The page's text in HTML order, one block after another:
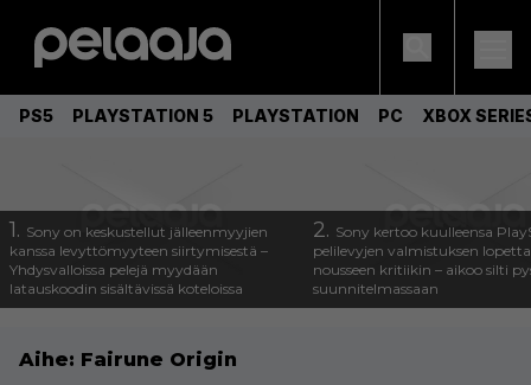
PS5 PLAYSTATION 5 PLAYSTATION PC XBOX
1. Sony on keskustellut jälleenmyyjien
kanssa levyttömyyteen siirtymisestä –
Yhdysvalloissa pelejä myydään
latauskoodin sisältävissä koteloissa
2. Sony kertoo kuulleensa
pelilevyjen valmistuksen
nousseen kritiikin – aikoo silti
suunnitelmassaan
Aihe: Fairune Origin